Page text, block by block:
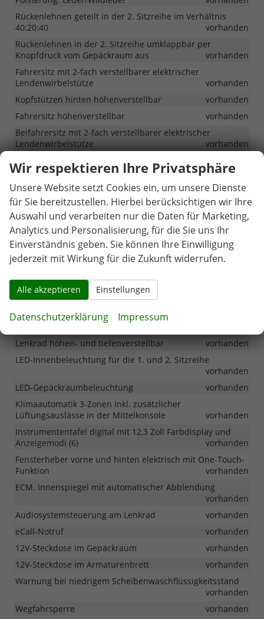
Rückenlehnen geteilt in der 2. Sitzreihe im Verhältnis
40:20:40
vorhanden
Rückenlehnen in der 2. Sitzreihe umklappbar per
Knopfdruck vom Gepäckraum aus
vorhanden
Fahrersitz mit 2-fach verstellbarer elektrischer
Lendenwirbelstütze
vorhanden
Kopfstützen hinten höhenverstellbar
vorhanden
Fahrersitz höhenverstellbar
vorhanden
Beifahrersitz mit 2-fach verstellbarer elektrischer
Lendenwirbelstütze
vorhanden
Fahrersitz elektrisch verstellbar mit Memory-Funktion,
Beifahrersitz elektrisch verstellbar
vorhanden
Beifahrersitz höhenverstellbar
vorhanden
Sonnenblenden an Fahrer- und Beifahrerseite mit Make-
up-Spiegel und LED-Beleuchtung, Sonnenblende an
Fahrerseite mit integrierter Verlängerung
vorhanden
Beifahrersitz elektrisch verstellbar von der 2. Sitzreihe aus
vorhanden
Shift by Wire - elektronische Getriebesteuerung. Nur in
Kombination mit DCT
LED-Leseleuchten vorne
Lenkrad höhen- und tiefenverstellbar
vorhanden
LED-Innenbeleuchtung für die 1. und 2. Sitzreihe
vorhanden
LED-Gepäckraumbeleuchtung
vorhanden
Klimaautomatik 3-Zonen inkl. zusätzlicher
Lüftungsauslässe in der Mittelkonsole
vorhanden
Instrumententafel digital mit 12,3 Zoll Farbdisplay und
Anzeigemodi (6)
vorhanden
Fensterheber vorne und hinten elektrisch mit One-Touch-
Funktion
vorhanden
ECM. Innenspiegel mit automatischer Abblendung
vorhanden
Audiosystemsteuerung am Lenkrad
vorhanden
eCall-Notruf
vorhanden
12V-Steckdose im Gepäckraum
vorhanden
12V-Steckdose im Armaturenbrett
vorhanden
Warnung bei niedrigem Scheibenwaschflüssigkeitsstand
vorhanden
Wegfahrsperre
vorhanden
Wir respektieren Ihre Privatsphäre
Unsere Website setzt Cookies ein, um unsere Dienste
für Sie bereitzustellen. Hierbei berücksichtigen wir Ihre
Auswahl und verarbeiten nur die Daten für Marketing,
Analytics und Personalisierung, für die Sie uns Ihr
Einverständnis geben. Sie können Ihre Einwilligung
jederzeit mit Wirkung für die Zukunft widerrufen.
Alle akzeptieren Einstellungen
Datenschutzerklärung Impressum